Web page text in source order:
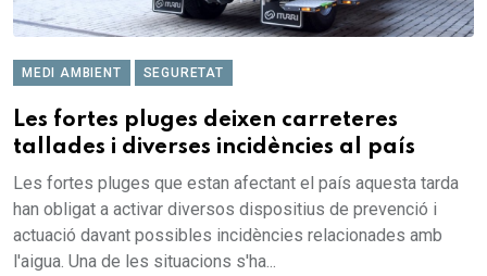
MEDI AMBIENT SEGURETAT
Les fortes pluges deixen carreteres
tallades i diverses incidències al país
Les fortes pluges que estan afectant el país aquesta tarda
han obligat a activar diversos dispositius de prevenció i
actuació davant possibles incidències relacionades amb
l'aigua. Una de les situacions s'ha...